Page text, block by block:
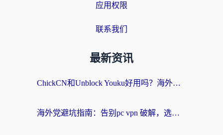
应用权限
联系我们
最新资讯
ChickCN和Unblock Youku好用吗？海外党亲测3款回国加速器，附iOS免费选择指南
海外党避坑指南：告别pc vpn 破解，选对回国加速器轻松访问国内资源